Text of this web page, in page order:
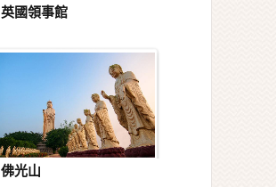
英國領事館
佛光山